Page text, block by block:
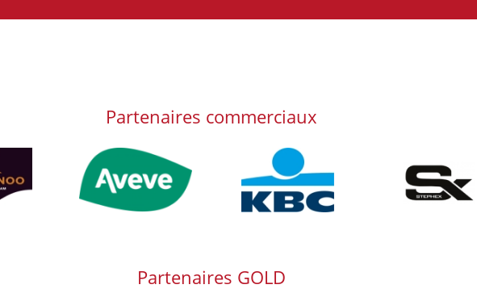
Partenaires commerciaux
Afbeelding Afbeelding
Partenaires GOLD